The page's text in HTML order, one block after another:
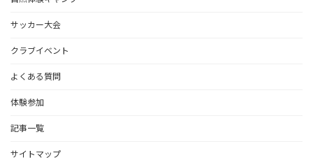
サッカー大会
クラブイベント
よくある質問
体験参加
記事一覧
サイトマップ